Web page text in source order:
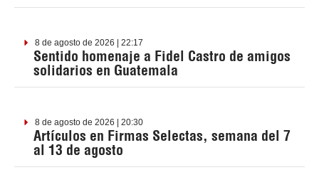
8 de agosto de 2026 | 22:17
Sentido homenaje a Fidel Castro de amigos
solidarios en Guatemala
8 de agosto de 2026 | 20:30
Artículos en Firmas Selectas, semana del 7
al 13 de agosto